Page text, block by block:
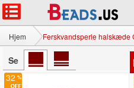
Hjem Ferskvandsperle halskæde
Se
32